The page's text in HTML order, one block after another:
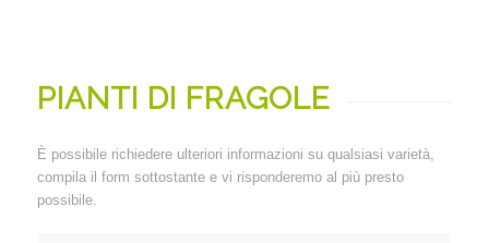
PIANTI DI FRAGOLE
È possibile richiedere ulteriori informazioni su qualsiasi varietà,
compila il form sottostante e vi risponderemo al più presto
possibile.